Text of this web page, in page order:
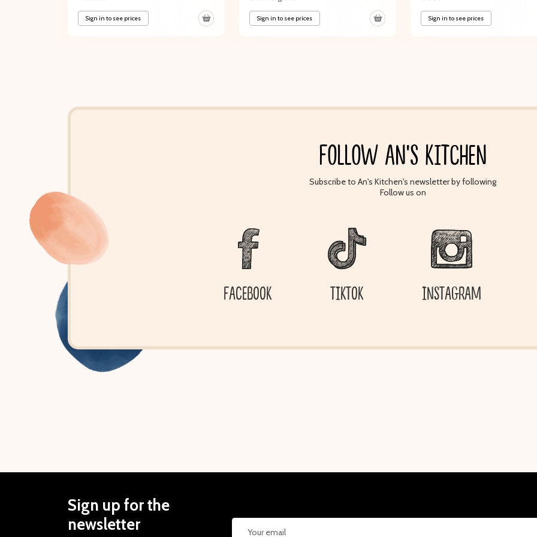
Sign in to see prices Sign in to see prices Sign in to see prices
FOLLOW AN'S KITCHEN
Subscribe to An's Kitchen's newsletter by following
Follow us on
FACEBOOK TIKTOK INSTAGRAM
Sign up for the
newsletter